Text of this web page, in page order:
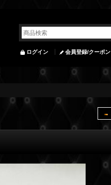
ログイン 会員登録/クーポン